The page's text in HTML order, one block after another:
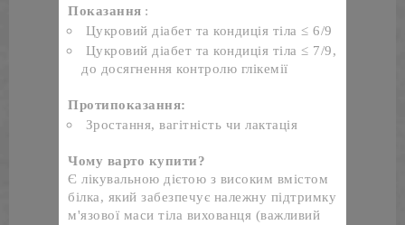
Показання :
Цукровий діабет та кондиція тіла ≤ 6/9
Цукровий діабет та кондиція тіла ≤ 7/9,
до досягнення контролю глікемії
Протипоказання:
Зростання, вагітність чи лактація
Чому варто купити?
Є лікувальною дієтою з високим вмістом
білка, який забезпечує належну підтримку
м'язової маси тіла вихованця (важливий